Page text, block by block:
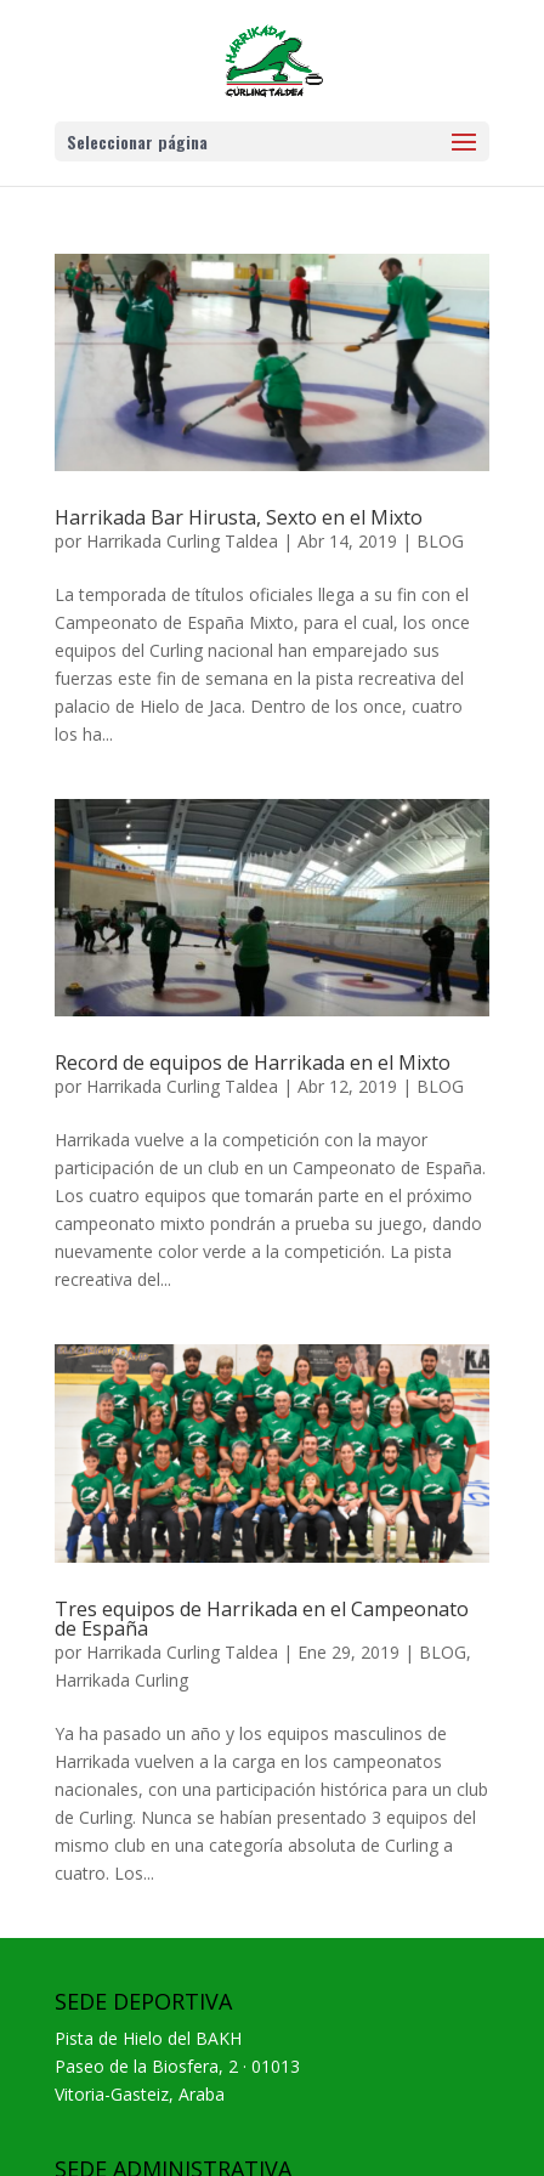
Seleccionar página
Harrikada Bar Hirusta, Sexto en el Mixto
por Harrikada Curling Taldea | Abr 14, 2019 | BLOG
La temporada de títulos oficiales llega a su fin con el
Campeonato de España Mixto, para el cual, los once
equipos del Curling nacional han emparejado sus
fuerzas este fin de semana en la pista recreativa del
palacio de Hielo de Jaca. Dentro de los once, cuatro
los ha...
Record de equipos de Harrikada en el Mixto
por Harrikada Curling Taldea | Abr 12, 2019 | BLOG
Harrikada vuelve a la competición con la mayor
participación de un club en un Campeonato de España.
Los cuatro equipos que tomarán parte en el próximo
campeonato mixto pondrán a prueba su juego, dando
nuevamente color verde a la competición. La pista
recreativa del...
Tres equipos de Harrikada en el Campeonato
de España
por Harrikada Curling Taldea | Ene 29, 2019 | BLOG,
Harrikada Curling
Ya ha pasado un año y los equipos masculinos de
Harrikada vuelven a la carga en los campeonatos
nacionales, con una participación histórica para un club
de Curling. Nunca se habían presentado 3 equipos del
mismo club en una categoría absoluta de Curling a
cuatro. Los...
SEDE DEPORTIVA
Pista de Hielo del BAKH
Paseo de la Biosfera, 2 · 01013
Vitoria-Gasteiz, Araba
SEDE ADMINISTRATIVA